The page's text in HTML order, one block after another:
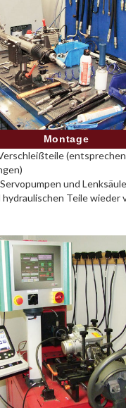
Montage
und
Teile wieder